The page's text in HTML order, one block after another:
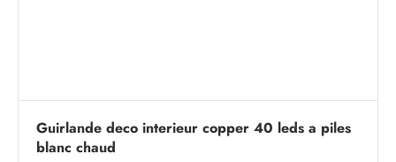
Guirlande deco interieur copper 40 leds a piles
blanc chaud